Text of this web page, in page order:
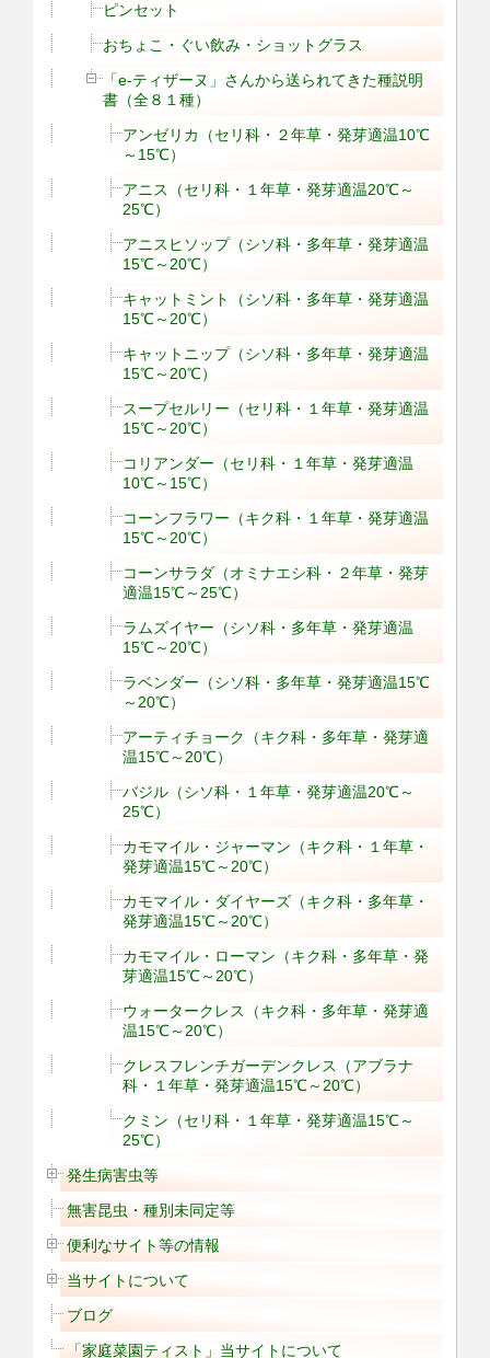
ピンセット
おちょこ・ぐい飲み・ショットグラス
「e-ティザーヌ」さんから送られてきた種説明
書（全８１種）
アンゼリカ（セリ科・２年草・発芽適温10℃
～15℃）
アニス（セリ科・１年草・発芽適温20℃～
25℃）
アニスヒソップ（シソ科・多年草・発芽適温
15℃～20℃）
キャットミント（シソ科・多年草・発芽適温
15℃～20℃）
キャットニップ（シソ科・多年草・発芽適温
15℃～20℃）
スープセルリー（セリ科・１年草・発芽適温
15℃～20℃）
コリアンダー（セリ科・１年草・発芽適温
10℃～15℃）
コーンフラワー（キク科・１年草・発芽適温
15℃～20℃）
コーンサラダ（オミナエシ科・２年草・発芽
適温15℃～25℃）
ラムズイヤー（シソ科・多年草・発芽適温
15℃～20℃）
ラベンダー（シソ科・多年草・発芽適温15℃
～20℃）
アーティチョーク（キク科・多年草・発芽適
温15℃～20℃）
バジル（シソ科・１年草・発芽適温20℃～
25℃）
カモマイル・ジャーマン（キク科・１年草・
発芽適温15℃～20℃）
カモマイル・ダイヤーズ（キク科・多年草・
発芽適温15℃～20℃）
カモマイル・ローマン（キク科・多年草・発
芽適温15℃～20℃）
ウォータークレス（キク科・多年草・発芽適
温15℃～20℃）
クレスフレンチガーデンクレス（アブラナ
科・１年草・発芽適温15℃～20℃）
クミン（セリ科・１年草・発芽適温15℃～
25℃）
発生病害虫等
無害昆虫・種別未同定等
便利なサイト等の情報
当サイトについて
ブログ
「家庭菜園ティスト」当サイトについて